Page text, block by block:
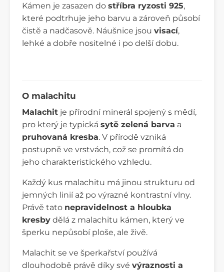
Kámen je zasazen do stříbra ryzosti 925,
které podtrhuje jeho barvu a zároveň působí
čistě a nadčasově. Náušnice jsou visací,
lehké a dobře nositelné i po delší dobu.
O malachitu
Malachit je přírodní minerál spojený s mědí,
pro který je typická sytě zelená barva a
pruhovaná kresba. V přírodě vzniká
postupně ve vrstvách, což se promítá do
jeho charakteristického vzhledu.
Každý kus malachitu má jinou strukturu od
jemných linií až po výrazné kontrastní vlny.
Právě tato nepravidelnost a hloubka
kresby dělá z malachitu kámen, který ve
šperku nepůsobí ploše, ale živě.
Malachit se ve šperkařství používá
dlouhodobě právě díky své výraznosti a